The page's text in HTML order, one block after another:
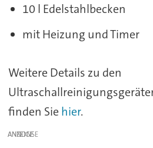
10 l Edelstahlbecken
mit Heizung und Timer
Weitere Details zu den
finden Sie hier.
ANZEIGE